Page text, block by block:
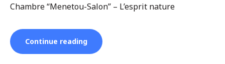
Chambre “Menetou-Salon” – L’esprit nature
Continue reading“Chambre